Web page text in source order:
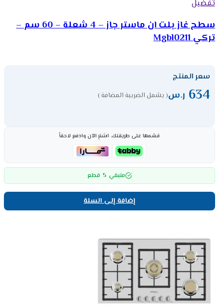
تفضيل
سطح غاز بلت ان ماستر جاز – 4 شعلة – 60 سم –
تركي Mgbl0211
سعر المنتج
634 ر.س( يشمل الضريبة المضافة )
قسّمها على طريقتك، اشترِ الآن وادفع لاحقاً
متبقي 5 قطع
إضافة إلى السلة